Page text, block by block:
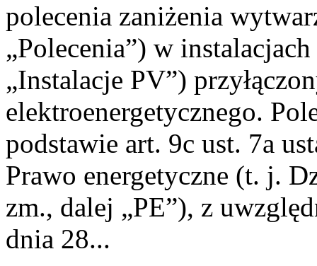
polecenia zaniżenia
„Polecenia”) w
„Instalacje PV”)
elektroenergetycznego.
podstawie art. 9c ust. 7a
Prawo energetyczne (t. j.
zm., dalej „PE”), z
dnia 28...